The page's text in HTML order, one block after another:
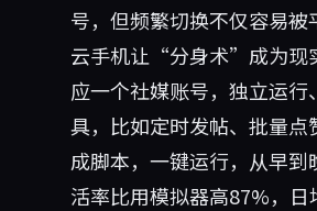
号，但频繁切换不仅容易被
云手机让“分身术”成为现
应一个社媒账号，独立运
具，比如定时发帖、批量
成脚本，一键运行，从早
活率比用模拟器高87%，日